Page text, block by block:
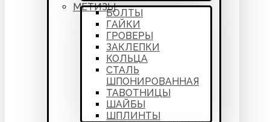
МЕТИЗЫ
БОЛТЫ
ГАЙКИ
ГРОВЕРЫ
ЗАКЛЕПКИ
КОЛЬЦА
СТАЛЬ
ШПОНИРОВАННАЯ
ТАВОТНИЦЫ
ШАЙБЫ
ШПЛИНТЫ